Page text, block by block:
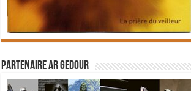
Partenaire Ar Gedour